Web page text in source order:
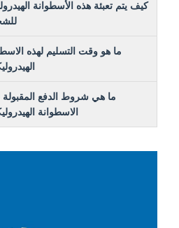
كيف يتم تعبئة هذه الأسطوانة الهيدروليكية
للشحن؟
ما هو وقت التسليم لهذه الاسطوانة
الهيدروليكية؟
ما هي شروط الدفع المقبولة لهذه
الاسطوانة الهيدروليكية؟